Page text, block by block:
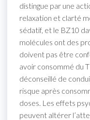
distingue par une
relaxation et clarté
sédatif, et le BZ10
molécules ont des
doivent pas être
avoir consommé du
déconseillé de
risque après
doses. Les effets
peuvent altérer